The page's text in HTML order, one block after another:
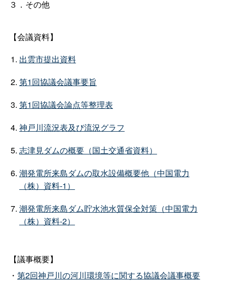
３．その他
【会議資料】
出雲市提出資料
第1回協議会議事要旨
第1回協議会論点等整理表
神戸川流況表及び流況グラフ
志津見ダムの概要（国土交通省資料）
潮発電所来島ダムの取水設備概要他（中国電力
（株）資料-1）
潮発電所来島ダム貯水池水質保全対策（中国電力
（株）資料-2）
【議事概要】
・ 第2回神戸川の河川環境等に関する協議会議事概要